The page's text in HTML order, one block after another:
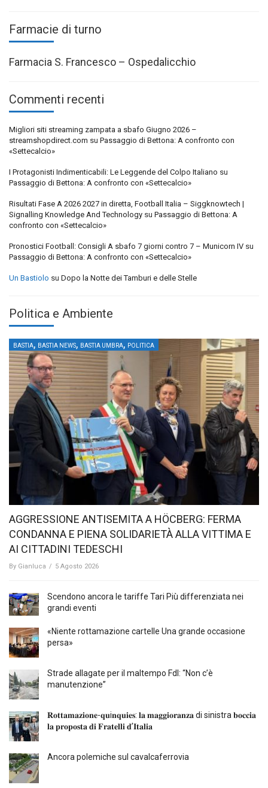
Farmacie di turno
Farmacia S. Francesco – Ospedalicchio
Commenti recenti
Migliori siti streaming zampata a sbafo Giugno 2026 –
streamshopdirect.com su Passaggio di Bettona: A confronto con
«Settecalcio»
I Protagonisti Indimenticabili: Le Leggende del Colpo Italiano su
Passaggio di Bettona: A confronto con «Settecalcio»
Risultati Fase A 2026 2027 in diretta, Football Italia – Siggknowtech |
Signalling Knowledge And Technology su Passaggio di Bettona: A
confronto con «Settecalcio»
Pronostici Football: Consigli A sbafo 7 giorni contro 7 – Municorn IV su
Passaggio di Bettona: A confronto con «Settecalcio»
Un Bastiolo su Dopo la Notte dei Tamburi e delle Stelle
Politica e Ambiente
BASTIA, BASTIA NEWS, BASTIA UMBRA, POLITICA
AGGRESSIONE ANTISEMITA A HÖCBERG: FERMA
CONDANNA E PIENA SOLIDARIETÀ ALLA VITTIMA E
AI CITTADINI TEDESCHI
By Gianluca / 5 Agosto 2026
Scendono ancora le tariffe Tari Più differenziata nei
grandi eventi
«Niente rottamazione cartelle Una grande occasione
persa»
Strade allagate per il maltempo FdI: “Non c’è
manutenzione”
𝐑𝐨𝐭𝐭𝐚𝐦𝐚𝐳𝐢𝐨𝐧𝐞-𝐪𝐮i𝐧𝐪𝐮𝐢𝐞𝐬: 𝐥𝐚 𝐦𝐚𝐠𝐠𝐢𝐨𝐫𝐚𝐧𝐳𝐚 di sinistra 𝐛𝐨𝐜𝐜𝐢𝐚
𝐥𝐚 𝐩𝐫𝐨𝐩𝐨𝐬𝐭𝐚 𝐝𝐢 𝐅𝐫𝐚𝐭𝐞𝐥𝐥𝐢 𝐝’𝐈𝐭𝐚𝐥𝐢𝐚
Ancora polemiche sul cavalcaferrovia